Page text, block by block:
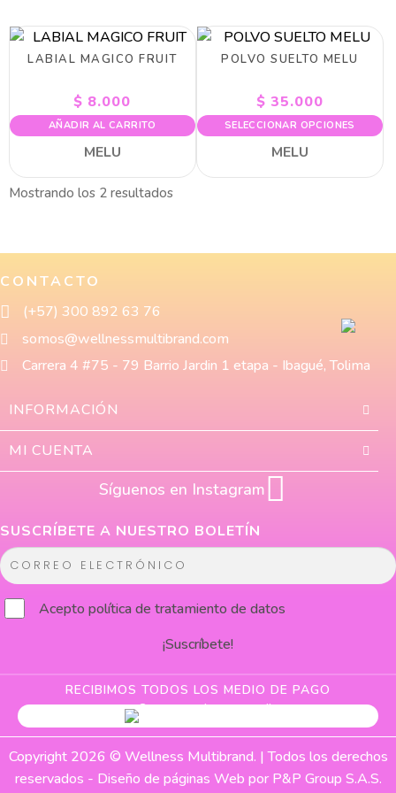
LABIAL MAGICO FRUIT
$ 8.000
AÑADIR AL CARRITO
MELU
POLVO SUELTO MELU
$ 35.000
SELECCIONAR OPCIONES
MELU
Mostrando los 2 resultados
CONTACTO
(+57) 300 892 63 76
somos@wellnessmultibrand.com
Carrera 4 #75 - 79 Barrio Jardin 1 etapa - Ibagué, Tolima
INFORMACIÓN
MI CUENTA
Síguenos en Instagram
SUSCRÍBETE A NUESTRO BOLETÍN
C
o
e
Aceptopolítica de tratamiento de datos
¡Suscríbete!
RECIBIMOS TODOS LOS MEDIO DE PAGO
Copyright 2026 © Wellness Multibrand. | Todos los derechos
reservados - Diseño de páginas Web por P&P Group S.A.S.